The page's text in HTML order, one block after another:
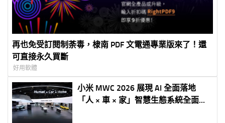
再也免受訂閱制荼毒，棣南 PDF 文電通專業版來了！還
可直接永久買斷
好用軟體
小米 MWC 2026 展現 AI 全面落地
「人 × 車 × 家」智慧生態系統全面升